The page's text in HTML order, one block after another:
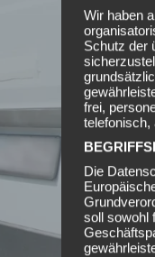
Wir haben
Schutz der
frei,
telefonisch,
Die
soll sowohl